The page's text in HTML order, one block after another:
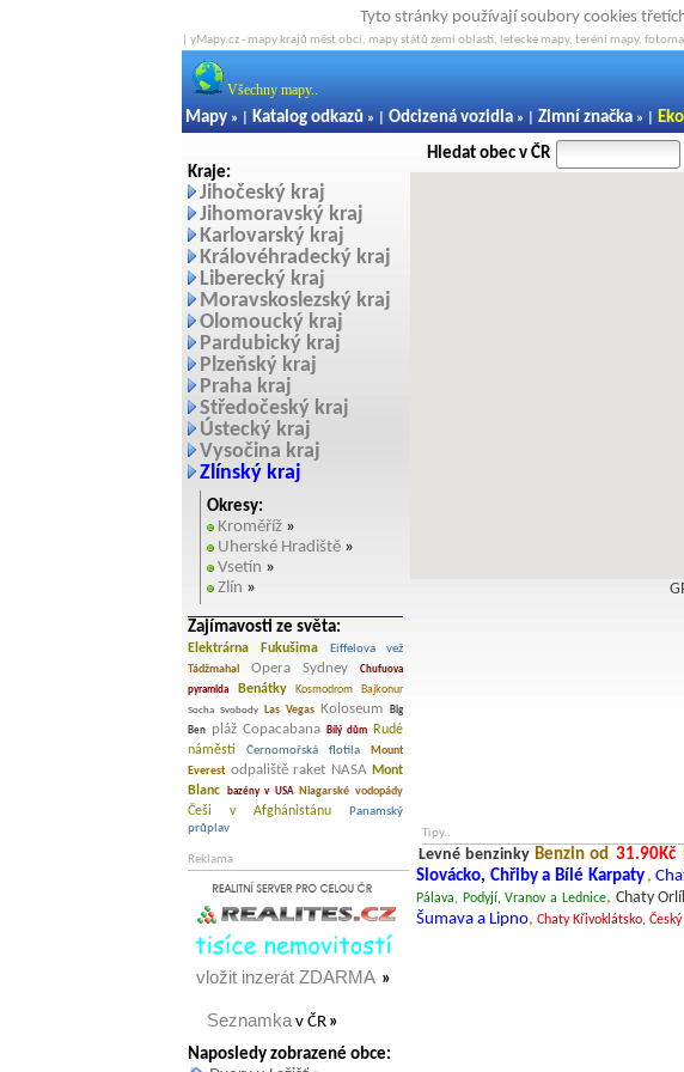
Tyto stránky používají soubory cookies
| yMapy.cz - mapy krajů měst obcí, mapy států zemí oblastí, letecké mapy, teréní mapy,
Všechny mapy..
Mapy » | Katalog odkazů » | Odcizená vozidla » | Zimní značka » |
Kraje:
Jihočeský kraj
Jihomoravský kraj
Karlovarský kraj
Královéhradecký kraj
Liberecký kraj
Moravskoslezský kraj
Olomoucký kraj
Pardubický kraj
Plzeňský kraj
Praha kraj
Středočeský kraj
Ústecký kraj
Vysočina kraj
Zlínský kraj
Okresy:
Kroměříž »
Uherské Hradiště »
Vsetín »
Zlín »
Zajímavosti ze světa:
Elektrárna Fukušima
Eiffelova vež
Tádžmahal
Opera Sydney
Chufuova
pyramida
Benátky Kosmodrom Bajkonur
Socha Svobody Las Vegas Koloseum
Big
Ben
pláž Copacabana Bílý dům
Rudé
náměstí
Černomořská flotila
Mount
Everest odpaliště raket NASA Mont
Blanc
bazény v USA Niagarské vodopády
Češi v Afghánistánu
Panamský
průplav
Reklama
vložit inzerát ZDARMA »
Seznamkav ČR »
Naposledy zobrazené obce:
Hledat obec v ČR
Tipy..
Levné benzinky Benzin od 31.90Kč
Slovácko, Chřiby a Bílé Karpaty ,
Pálava, Podyjí, Vranov a Lednice, Chaty
Šumava a Lipno, Chaty Křivoklátsko,